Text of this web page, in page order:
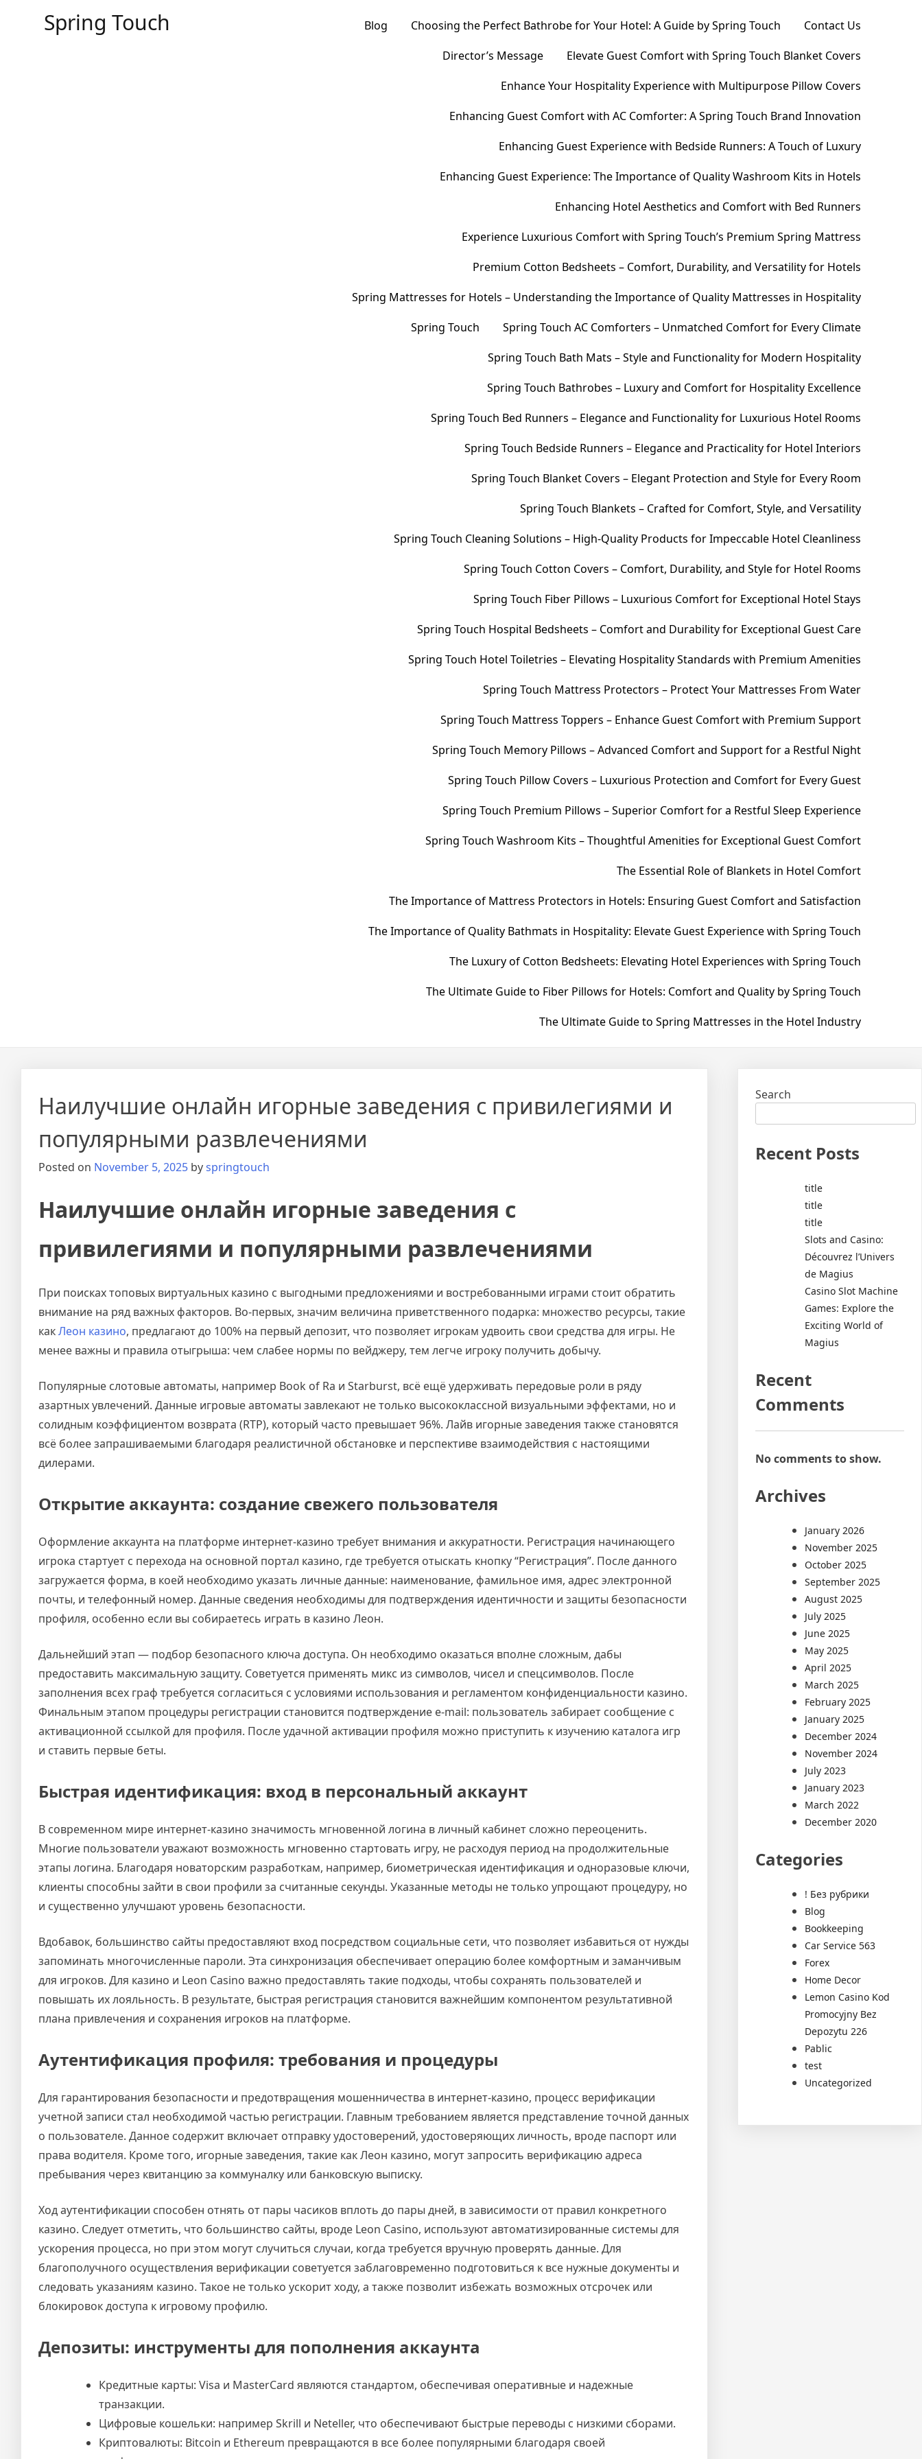
Spring Touch Blog Choosing the Perfect Bathrobe for Your Hotel: A Guide by Spring Touch
Contact Us
Director’s Message
Elevate Guest Comfort with Spring Touch Blanket Covers
Enhance Your Hospitality Experience with Multipurpose Pillow Covers
Enhancing Guest Comfort with AC Comforter: A Spring Touch Brand Innovation
Enhancing Guest Experience with Bedside Runners: A Touch of Luxury
Enhancing Guest Experience: The Importance of Quality Washroom Kits in Hotels
Enhancing Hotel Aesthetics and Comfort with Bed Runners
Experience Luxurious Comfort with Spring Touch’s Premium Spring Mattress
Premium Cotton Bedsheets – Comfort, Durability, and Versatility for Hotels
Spring Mattresses for Hotels – Understanding the Importance of Quality Mattresses in Hospitality
Spring Touch
Spring Touch AC Comforters – Unmatched Comfort for Every Climate
Spring Touch Bath Mats – Style and Functionality for Modern Hospitality
Spring Touch Bathrobes – Luxury and Comfort for Hospitality Excellence
Spring Touch Bed Runners – Elegance and Functionality for Luxurious Hotel Rooms
Spring Touch Bedside Runners – Elegance and Practicality for Hotel Interiors
Spring Touch Blanket Covers – Elegant Protection and Style for Every Room
Spring Touch Blankets – Crafted for Comfort, Style, and Versatility
Spring Touch Cleaning Solutions – High-Quality Products for Impeccable Hotel Cleanliness
Spring Touch Cotton Covers – Comfort, Durability, and Style for Hotel Rooms
Spring Touch Fiber Pillows – Luxurious Comfort for Exceptional Hotel Stays
Spring Touch Hospital Bedsheets – Comfort and Durability for Exceptional Guest Care
Spring Touch Hotel Toiletries – Elevating Hospitality Standards with Premium Amenities
Spring Touch Mattress Protectors – Protect Your Mattresses From Water
Spring Touch Mattress Toppers – Enhance Guest Comfort with Premium Support
Spring Touch Memory Pillows – Advanced Comfort and Support for a Restful Night
Spring Touch Pillow Covers – Luxurious Protection and Comfort for Every Guest
Spring Touch Premium Pillows – Superior Comfort for a Restful Sleep Experience
Spring Touch Washroom Kits – Thoughtful Amenities for Exceptional Guest Comfort
The Essential Role of Blankets in Hotel Comfort
The Importance of Mattress Protectors in Hotels: Ensuring Guest Comfort and Satisfaction
The Importance of Quality Bathmats in Hospitality: Elevate Guest Experience with Spring Touch
The Luxury of Cotton Bedsheets: Elevating Hotel Experiences with Spring Touch
The Ultimate Guide to Fiber Pillows for Hotels: Comfort and Quality by Spring Touch
The Ultimate Guide to Spring Mattresses in the Hotel Industry
Наилучшие онлайн игорные заведения с привилегиями и
популярными развлечениями
Posted on November 5, 2025 byspringtouch
Наилучшие онлайн игорные заведения с
привилегиями и популярными развлечениями
При поисках топовых виртуальных казино с выгодными предложениями и востребованными играми стоит обратить
внимание на ряд важных факторов. Во-первых, значим величина приветственного подарка: множество ресурсы, такие
какЛеон казино, предлагают до 100% на первый депозит, что позволяет игрокам удвоить свои средства для игры. Не
менее важны и правила отыгрыша: чем слабее нормы по вейджеру, тем легче игроку получить добычу.
Популярные слотовые автоматы, например Book of Ra и Starburst, всё ещё удерживать передовые роли в ряду
азартных увлечений. Данные игровые автоматы завлекают не только высококлассной визуальными эффектами, но и
солидным коэффициентом возврата (RTP), который часто превышает 96%. Лайв игорные заведения также становятся
всё более запрашиваемыми благодаря реалистичной обстановке и перспективе взаимодействия с настоящими
дилерами.
Открытие аккаунта: создание свежего пользователя
Оформление аккаунта на платформе интернет-казино требует внимания и аккуратности. Регистрация начинающего
игрока стартует с перехода на основной портал казино, где требуется отыскать кнопку “Регистрация”. После данного
загружается форма, в коей необходимо указать личные данные: наименование, фамильное имя, адрес электронной
почты, и телефонный номер. Данные сведения необходимы для подтверждения идентичности и защиты безопасности
профиля, особенно если вы собираетесь играть в казино Леон.
Дальнейший этап — подбор безопасного ключа доступа. Он необходимо оказаться вполне сложным, дабы
предоставить максимальную защиту. Советуется применять микс из символов, чисел и спецсимволов. После
заполнения всех граф требуется согласиться с условиями использования и регламентом конфиденциальности казино.
Финальным этапом процедуры регистрации становится подтверждение e-mail: пользователь забирает сообщение с
активационной ссылкой для профиля. После удачной активации профиля можно приступить к изучению каталога игр
и ставить первые беты.
Быстрая идентификация: вход в персональный аккаунт
В современном мире интернет-казино значимость мгновенной логина в личный кабинет сложно переоценить.
Многие пользователи уважают возможность мгновенно стартовать игру, не расходуя период на продолжительные
этапы логина. Благодаря новаторским разработкам, например, биометрическая идентификация и одноразовые ключи,
клиенты способны зайти в свои профили за считанные секунды. Указанные методы не только упрощают процедуру, но
и существенно улучшают уровень безопасности.
Вдобавок, большинство сайты предоставляют вход посредством социальные сети, что позволяет избавиться от нужды
запоминать многочисленные пароли. Эта синхронизация обеспечивает операцию более комфортным и заманчивым
для игроков. Для казино и Leon Casino важно предоставлять такие подходы, чтобы сохранять пользователей и
повышать их лояльность. В результате, быстрая регистрация становится важнейшим компонентом результативной
плана привлечения и сохранения игроков на платформе.
Аутентификация профиля: требования и процедуры
Для гарантирования безопасности и предотвращения мошенничества в интернет-казино, процесс верификации
учетной записи стал необходимой частью регистрации. Главным требованием является представление точной данных
о пользователе. Данное содержит включает отправку удостоверений, удостоверяющих личность, вроде паспорт или
права водителя. Кроме того, игорные заведения, такие как Леон казино, могут запросить верификацию адреса
пребывания через квитанцию за коммуналку или банковскую выписку.
Ход аутентификации способен отнять от пары часиков вплоть до пары дней, в зависимости от правил конкретного
казино. Следует отметить, что большинство сайты, вроде Leon Casino, используют автоматизированные системы для
ускорения процесса, но при этом могут случиться случаи, когда требуется вручную проверять данные. Для
благополучного осуществления верификации советуется заблаговременно подготовиться к все нужные документы и
следовать указаниям казино. Такое не только ускорит ходу, а также позволит избежать возможных отсрочек или
блокировок доступа к игровому профилю.
Депозиты: инструменты для пополнения аккаунта
Кредитные карты: Visa и MasterCard являются стандартом, обеспечивая оперативные и надежные
транзакции.
Цифровые кошельки: например Skrill и Neteller, что обеспечивают быстрые переводы с низкими сборами.
Криптовалюты: Bitcoin и Ethereum превращаются в все более популярными благодаря своей
Search
Recent Posts
title
title
title
Slots and Casino:
Découvrez l’Univers
de Magius
Casino Slot Machine
Games: Explore the
Exciting World of
Magius
Recent
Comments
No comments to show.
Archives
January 2026
November 2025
October 2025
September 2025
August 2025
July 2025
June 2025
May 2025
April 2025
March 2025
February 2025
January 2025
December 2024
November 2024
July 2023
January 2023
March 2022
December 2020
Categories
! Без рубрики
Blog
Bookkeeping
Car Service 563
Forex
Home Decor
Lemon Casino Kod
Promocyjny Bez
Depozytu 226
Pablic
test
Uncategorized